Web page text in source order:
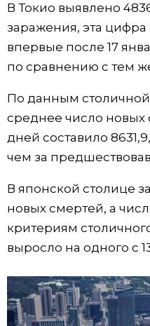
Экономика
Общество
Культура
Жизнь
Технологии
Семья
Еда и напитки
В Токио выявлено
заражения, эта
впервые после 17
по сравнению с тем
По данным
среднее число новых
дней составило
чем за
В японской столице
новых смертей, а
критериям
выросло на одного с